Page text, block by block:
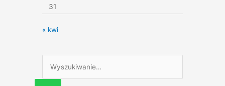
31
« kwi
Szukaj
dla: